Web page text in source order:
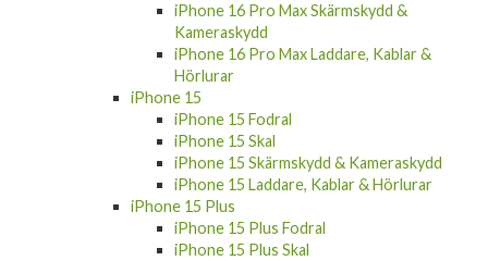
iPhone 16 Pro Max Skärmskydd &
Kameraskydd
iPhone 16 Pro Max Laddare, Kablar &
Hörlurar
iPhone 15
iPhone 15 Fodral
iPhone 15 Skal
iPhone 15 Skärmskydd & Kameraskydd
iPhone 15 Laddare, Kablar & Hörlurar
iPhone 15 Plus
iPhone 15 Plus Fodral
iPhone 15 Plus Skal